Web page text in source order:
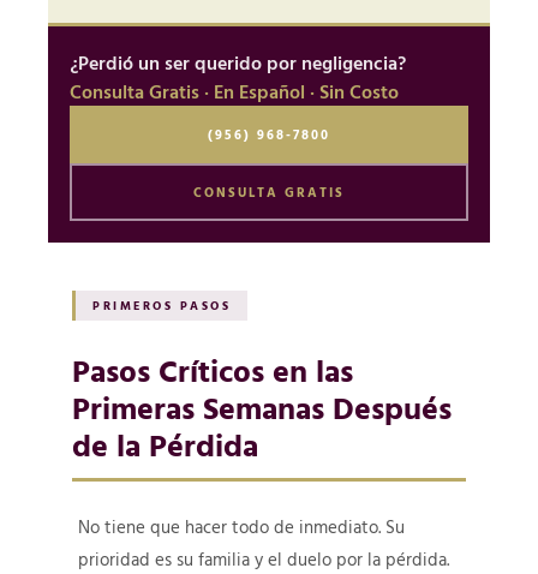
¿Perdió un ser querido por negligencia?
Consulta Gratis · En Español · Sin Costo
(956) 968-7800
CONSULTA GRATIS
PRIMEROS PASOS
Pasos Críticos en las
Primeras Semanas Después
de la Pérdida
No tiene que hacer todo de inmediato. Su
prioridad es su familia y el duelo por la pérdida.